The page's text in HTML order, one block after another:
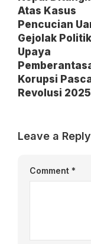
Atas Kasus
Pencucian
Gejolak
Upaya
Korupsi
Revolusi 2025
Leave a Reply
Comment *